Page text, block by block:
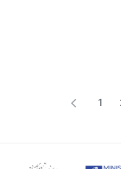
Precedente
1